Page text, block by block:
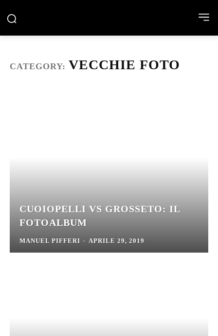
CATEGORY: VECCHIE FOTO
CUOIOPELLI VS GROSSETO: IL
FOTOALBUM
MANUEL PIFFERI - APRILE 29, 2019